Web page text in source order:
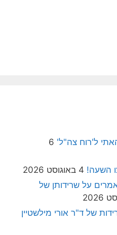
ל'רוח צה"ל' 6
השעה! 4 באוגוסט 2026
על שרידותן של
של ד"ר אורי מילשטיין